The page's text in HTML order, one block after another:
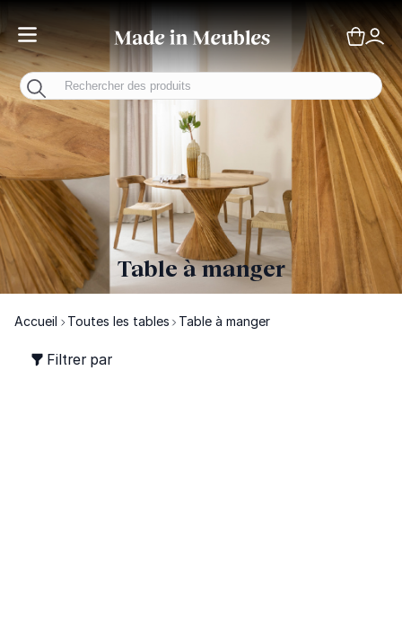
Toggle Nav
Table à manger
Accueil Toutes les tables Table à manger
Filtrer par